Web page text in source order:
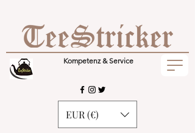
Kompetenz & Service
EUR (€)